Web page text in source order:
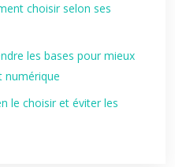
choisir selon ses
les bases pour mieux
numérique
le choisir et éviter les